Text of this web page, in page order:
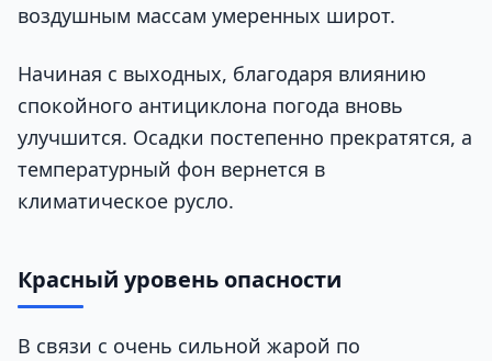
воздушным массам умеренных широт.
Начиная с выходных, благодаря влиянию
спокойного антициклона погода вновь
улучшится. Осадки постепенно прекратятся, а
температурный фон вернется в
климатическое русло.
Красный уровень опасности
В связи с очень сильной жарой по